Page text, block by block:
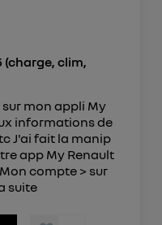
(charge, clim,
mon appli My
informations de
J'ai fait la manip
app My Renault
compte > sur
suite